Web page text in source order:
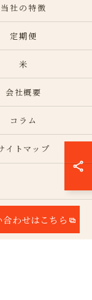
合わせはこちら
当社の特徴
定期便
米
会社概要
コラム
イトマップ
RESERVED.